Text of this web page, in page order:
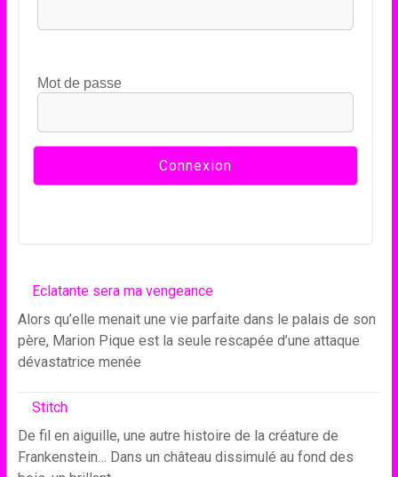
Mot de passe
Eclatante sera ma vengeance
Alors qu’elle menait une vie parfaite dans le palais de son
père, Marion Pique est la seule rescapée d’une attaque
dévastatrice menée
Stitch
De fil en aiguille, une autre histoire de la créature de
Frankenstein… Dans un château dissimulé au fond des